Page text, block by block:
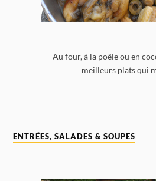
Au four, à la poêle ou en
meilleurs plats qui
ENTRÉES, SALADES & SOUPES